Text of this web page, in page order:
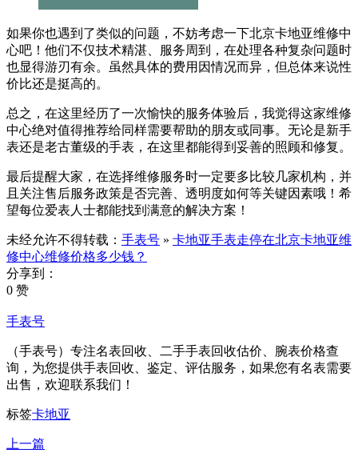
如果你也遇到了类似的问题，不妨考虑一下北京卡地亚维修中
心吧！他们不仅技术精湛、服务周到，在处理各种复杂问题时
也显得游刃有余。虽然具体的费用因情况而异，但总体来说性
价比还是挺高的。
总之，在这里经历了一次愉快的服务体验后，我觉得这家维修
中心绝对值得推荐给同样需要帮助的朋友或同事。无论是新手
表还是老古董级的手表，在这里都能得到妥善的照顾和修复。
最后提醒大家，在选择维修服务时一定要多比较几家机构，并
且关注售后服务政策是否完善、透明度如何等关键因素哦！希
望每位爱表人士都能找到满意的解决方案！
未经允许不得转载： 手表号 » 卡地亚手表走停在北京卡地亚维
修中心维修价格多少钱？
分享到：
0 赞
手表号
（手表号）专注名表回收、二手手表回收估价、腕表价格查
询，为您提供手表回收、鉴定、评估服务，如果您有名表需要
出售，欢迎联系我们！
标签卡地亚
上一篇